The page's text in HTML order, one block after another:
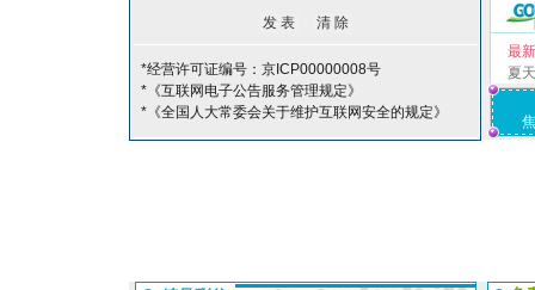
*经营许可证编号：京ICP00000008号
*《互联网电子公告服务管理规定》
*《全国人大常委会关于维护互联网安全的规定》
最
夏